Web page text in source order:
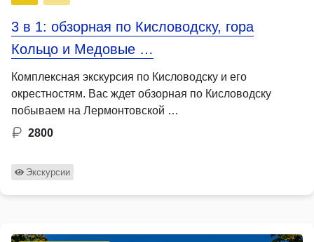
3 в 1: обзорная по Кисловодску, гора
Кольцо и Медовые …
Комплексная экскурсия по Кисловодску и его
окрестностям. Вас ждет обзорная по Кисловодску
побываем на Лермонтовской …
2800
Экскурсии